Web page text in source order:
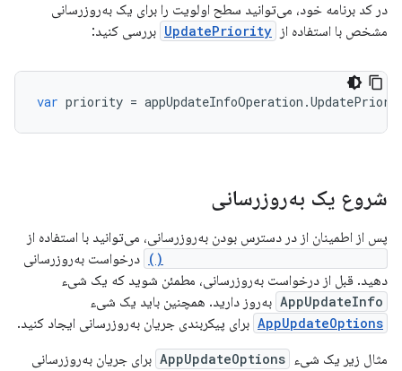
در کد برنامه خود، می‌توانید سطح اولویت را برای یک به‌روزرسانی
مشخص با استفاده از UpdatePriority بررسی کنید:
var priority = appUpdateInfoOperation .
شروع یک به‌روزرسانی
پس از اطمینان از در دسترس بودن به‌روزرسانی، می‌توانید با استفاده از
درخواست به‌روزرسانی
دهید. قبل از درخواست به‌روزرسانی، مطمئن شوید که یک شیء
AppUpdateInfo به‌روز دارید. همچنین باید یک شیء
AppUpdateOptions برای پیکربندی جریان به‌روزرسانی ایجاد کنید.
مثال زیر یک شیء AppUpdateOptions برای جریان به‌روزرسانی